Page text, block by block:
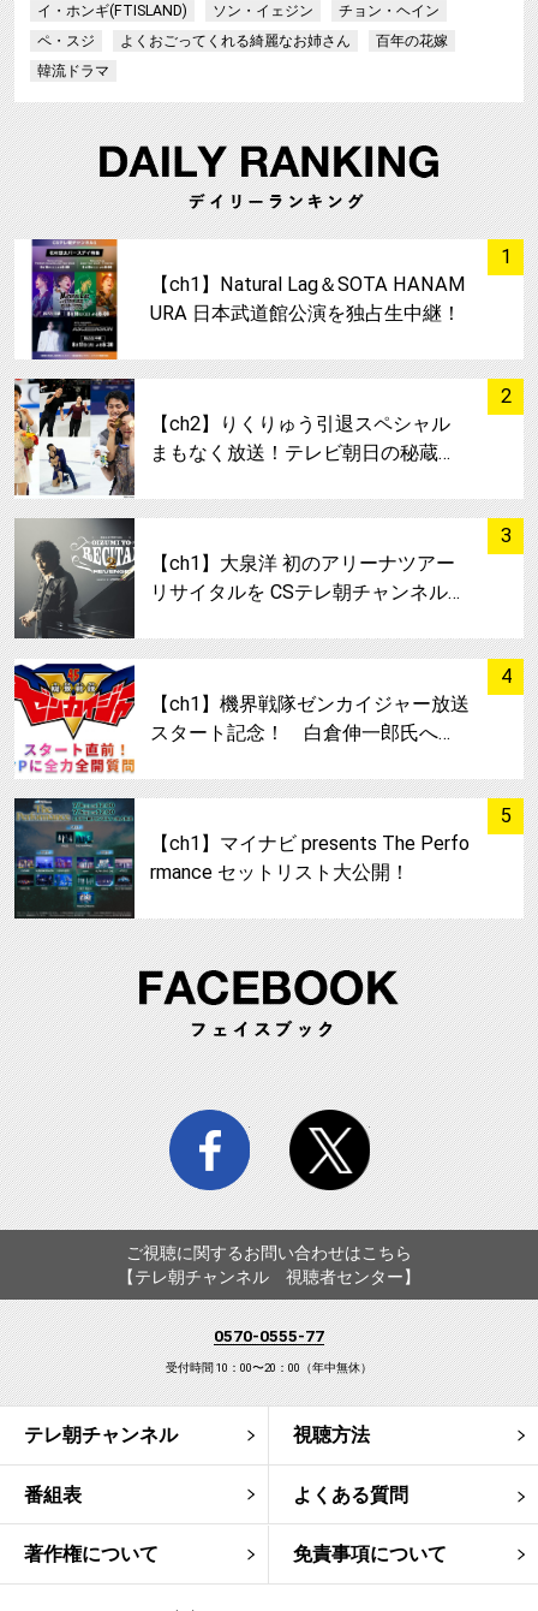
イ・ホンギ(FTISLAND)
ソン・イェジン
チョン・ヘイン
ペ・スジ
よくおごってくれる綺麗なお姉さん
百年の花嫁
韓流ドラマ
1
【ch1】Natural Lag＆SOTA HANAM
URA 日本武道館公演を独占生中継！
2
サムネイル
【ch2】りくりゅう引退スペシャル
まもなく放送！テレビ朝日の秘蔵…
3
【ch1】大泉洋 初のアリーナツアー
リサイタルを CSテレ朝チャンネル…
4
サムネイル
【ch1】機界戦隊ゼンカイジャー放送
スタート記念！ 白倉伸一郎氏へ…
5
【ch1】マイナビ presents The Perfo
rmance セットリスト大公開！
facebook twitter
ご視聴に関するお問い合わせはこちら
【テレ朝チャンネル 視聴者センター】
0570-0555-77
受付時間 10：00〜20：00（年中無休）
テレ朝チャンネル 視聴方法
番組表 よくある質問
著作権について 免責事項について